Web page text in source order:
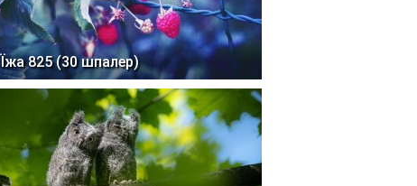
Їжа 825 (30 шпалер)